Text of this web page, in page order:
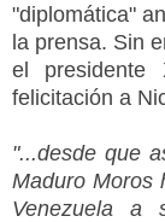
"diplomática"
la prensa. Sin
el presidente
felicitación a
"...desde que
Maduro Moros
Venezuela a